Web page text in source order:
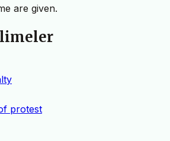
are given.
protest